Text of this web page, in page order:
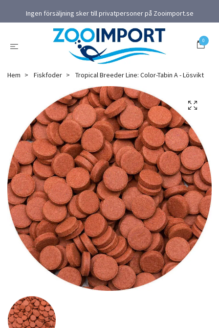
Ingen försäljning sker till privatpersoner på Zooimport.se
0
Hem Fiskfoder Tropical Breeder Line: Color-Tabin A - Lösvikt